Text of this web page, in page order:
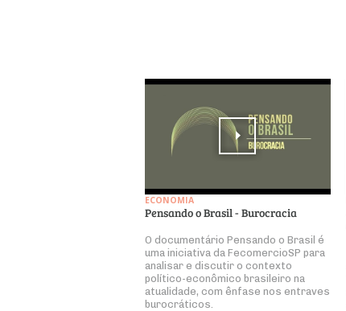
ECONOMIA
Pensando o Brasil - Burocracia
O documentário Pensando o Brasil é
uma iniciativa da FecomercioSP para
analisar e discutir o contexto
político-econômico brasileiro na
atualidade, com ênfase nos entraves
burocráticos.